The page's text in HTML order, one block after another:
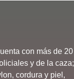
con más de 20
y de la caza;
cordura y piel,